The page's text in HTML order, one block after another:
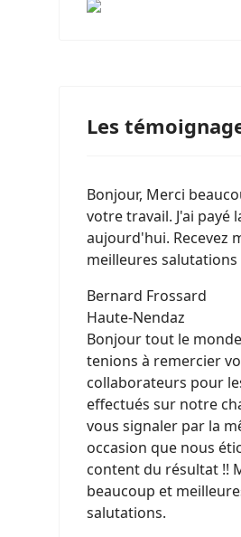
Les
Bonjour, Merci
votre travail. J'ai payé
aujourd'hui. Recevez
meilleures salutations
Bernard Frossard
Haute-Nendaz
Bonjour tout le
tenions à remercier
collaborateurs pour
effectués sur notre
vous signaler par la
occasion que nous
content du résultat !!
beaucoup et
salutations.